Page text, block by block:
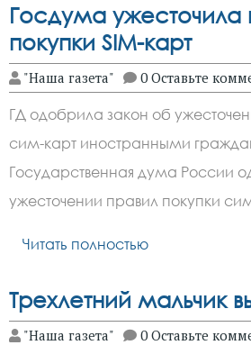
Госдума ужесточила
покупки SIM-карт
"Наша газета" 0 Оставьте
ГД одобрила закон об
сим-карт иностранными
Государственная дума России
ужесточении правил покупки
Читать полностью
Трехлетний мальчик
"Наша газета" 0 Оставьте